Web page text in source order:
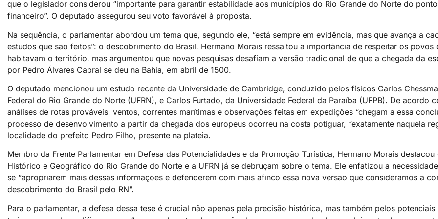
que o legislador considerou “importante para garantir estabilidade aos municípios do Rio Grande do Norte do
financeiro”. O deputado assegurou seu voto favorável à proposta.
Na sequência, o parlamentar abordou um tema que, segundo ele, “está sempre em evidência, mas que avança a
estudos que são feitos”: o descobrimento do Brasil. Hermano Morais ressaltou a importância de respeitar os povos
habitavam o território, mas argumentou que novas pesquisas desafiam a versão tradicional de que a chegada da
por Pedro Álvares Cabral se deu na Bahia, em abril de 1500.
O deputado mencionou um estudo recente da Universidade de Cambridge, conduzido pelos físicos Carlos
Federal do Rio Grande do Norte (UFRN), e Carlos Furtado, da Universidade Federal da Paraíba (UFPB). De acordo
análises de rotas prováveis, ventos, correntes marítimas e observações feitas em expedições “chegam a essa
processo de desenvolvimento a partir da chegada dos europeus ocorreu na costa potiguar, “exatamente naquela
localidade do prefeito Pedro Filho, presente na plateia.
Membro da Frente Parlamentar em Defesa das Potencialidades e da Promoção Turística, Hermano Morais destacou
Histórico e Geográfico do Rio Grande do Norte e a UFRN já se debruçam sobre o tema. Ele enfatizou a
se “apropriarem mais dessas informações e defenderem com mais afinco essa nova versão que consideramos a
descobrimento do Brasil pelo RN”.
Para o parlamentar, a defesa dessa tese é crucial não apenas pela precisão histórica, mas também pelos